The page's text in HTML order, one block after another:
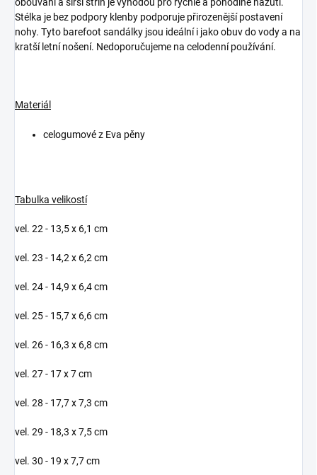
Stélka je bez podpory klenby podporuje přirozenější postavení
nohy. Tyto barefoot sandálky jsou ideální i jako obuv do vody a na
kratší letní nošení. Nedoporučujeme na celodenní používání.
Materiál
celogumové z Eva pěny
Tabulka velikostí
vel. 22 - 13,5 x 6,1 cm
vel. 23 - 14,2 x 6,2 cm
vel. 24 - 14,9 x 6,4 cm
vel. 25 - 15,7 x 6,6 cm
vel. 26 - 16,3 x 6,8 cm
vel. 27 - 17 x 7 cm
vel. 28 - 17,7 x 7,3 cm
vel. 29 - 18,3 x 7,5 cm
vel. 30 - 19 x 7,7 cm